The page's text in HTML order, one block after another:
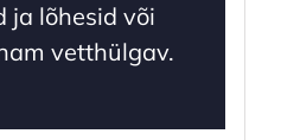
ja lõhesid või
vetthülgav.